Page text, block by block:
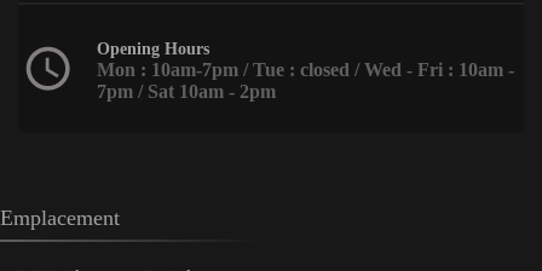
Opening Hours
Mon : 10am-7pm / Tue : closed / Wed - Fri : 10am -
7pm / Sat 10am - 2pm
Emplacement